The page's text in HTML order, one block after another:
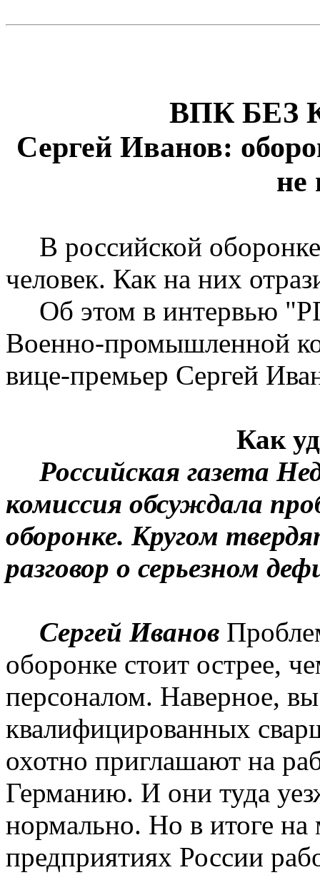
ВПК БЕЗ
Сергей Иванов:
не
В российской
человек. Как на них
Об этом в интервью
Военно-промышленной
вице-премьер Сергей
Как
Российская газета Н
комиссия обсуждала
оборонке. Кругом
разговор о серьезном
Сергей Иванов
оборонке стоит острее,
персоналом. Наверное,
квалифицированных
охотно приглашают на
Германию. И они туда
нормально. Но в итоге
предприятиях России